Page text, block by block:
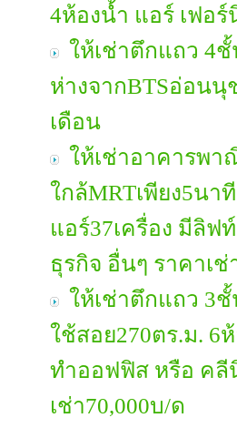
4ห้องน้ำ แอร์ เฟอ
ให้เช่าตึกแถว 4
ห่างจากBTSอ่อนนุ
เดือน
ให้เช่าอาคารพ
ใกล้MRTเพียง5นา
แอร์37เครื่อง มีลิฟ
ธุรกิจ อื่นๆ ราคาเ
ให้เช่าตึกแถว 3
ใช้สอย270ตร.ม. 6
ทำออฟฟิส หรือ คลี
เช่า70,000บ/ด